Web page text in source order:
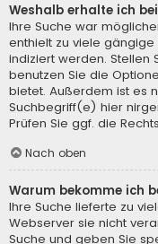
Weshalb erhalte ich
Ihre Suche war
enthielt zu viele gängige
indiziert werden. Stellen
benutzen Sie die
bietet. Außerdem ist es
Suchbegriff(e) hier
Prüfen Sie ggf. die
Nach oben
Warum bekomme ich
Ihre Suche lieferte zu
Webserver sie nicht
Suche und geben Sie